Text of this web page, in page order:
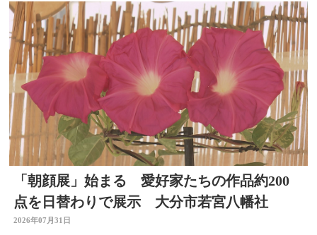
「朝顔展」始まる 愛好家たちの作品約200
点を日替わりで展示 大分市若宮八幡社
2026年07月31日